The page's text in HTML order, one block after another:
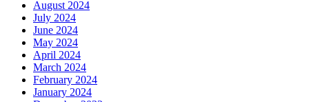
August 2024
July 2024
June 2024
May 2024
April 2024
March 2024
February 2024
January 2024